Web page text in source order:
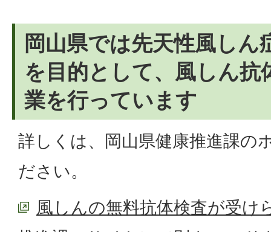
岡山県では先天性風しん
を目的として、風しん抗
業を行っています
詳しくは、岡山県健康推進課の
ださい。
風しんの無料抗体検査が受け